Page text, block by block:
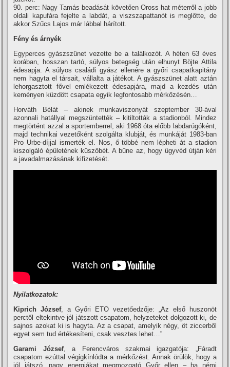
90. perc: Nagy Tamás beadását követően Oross hat méterről a jobb
oldali kapufára fejelte a labdát, a viszszapattanót is meglőtte, de
akkor Szűcs Lajos már lábbal hárí­tott.
Fény és árnyék
Egyperces gyászszünet vezette be a találkozót. A héten 63 éves
korában, hosszan tartó, súlyos betegség után elhunyt Böjte Attila
édesapja. A súlyos családi gyász ellenére a győri csapatkapitány
nem hagyta el társait, vállalta a játékot. A gyászszünet alatt aztán
lehorgasztott fővel emlékezett édesapjára, majd a kezdés után
keményen küzdött csapata egyik legfontosabb mérkőzésén…
Horváth Bélát – akinek munkaviszonyát szeptember 30-ával
azonnali hatállyal megszüntették – kitiltották a stadionból. Mindez
megtörtént azzal a sportemberrel, aki 1968 óta előbb labdarúgóként,
majd technikai vezetőként szolgálta klubját, és munkáját 1983-ban
Pro Urbe-dí­jjal ismerték el. Nos, ő többé nem lépheti át a stadion
kiszolgáló épületének küszöbét. A bűne az, hogy ügyvéd útján kéri
a javadalmazásának kifizetését.
Nyilatkozatok:
Kiprich József, a Győri ETO vezetőedzője: „Az első huszonöt
perctől eltekintve jól játszott csapatom, helyzeteket dolgozott ki, de
sajnos azokat ki is hagyta. Az a csapat, amelyik négy, öt ziccerből
egyet sem tud értékesí­teni, csak vesztes lehet…”
Garami József, a Ferencváros szakmai igazgatója: „Fáradt
csapatom ezúttal végigkí­nlódta a mérkőzést. Annak örülök, hogy a
jól játszó, nagy energiákat megmozgató Győr ellen – ha némi